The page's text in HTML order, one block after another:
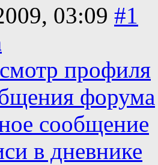
03:09 #1
профиля
форума
сообщение
в дневнике